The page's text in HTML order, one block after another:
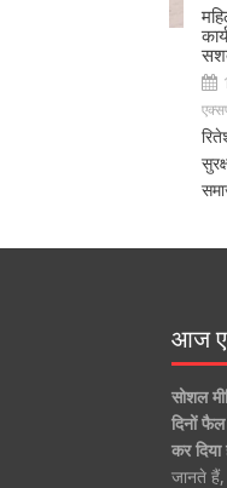
आज
सोशल
दिनों
कर दिया
जानते हैं,